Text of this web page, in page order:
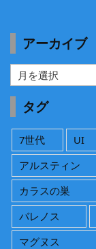
アーカイブ
ー
カ
ブ
タグ
7世代 UI
アルスティン
カラスの巣
バレノス
マグヌス